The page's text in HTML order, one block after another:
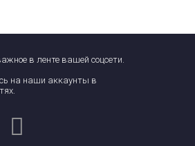
в ленте вашей соцсети.
на наши аккаунты в